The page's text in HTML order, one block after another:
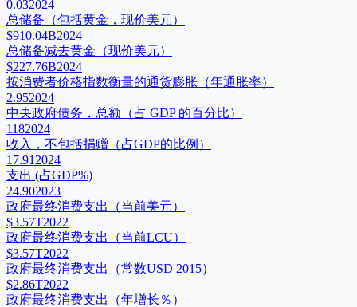
0.032024
总储备（包括黄金，现价美元）
$910.04B2024
总储备减去黄金（现价美元）
$227.76B2024
按消费者价格指数衡量的通货膨胀（年通胀率）
2.952024
中央政府债务，总额（占 GDP 的百分比）
1182024
收入，不包括捐赠（占GDP的比例）
17.91 2024
支出 (占GDP%)
24.902023
政府最终消费支出（当前美元）
$3.57T2022
政府最终消费支出（当前LCU）
$3.57T2022
政府最终消费支出（常数USD 2015）
$2.86T2022
政府最终消费支出（年增长％）